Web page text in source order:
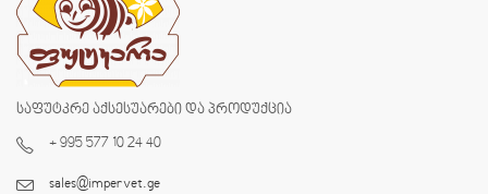
საფუტკრე აქსესუარები და პროდუქცია
+ 995 577 10 24 40
sales@impervet.ge